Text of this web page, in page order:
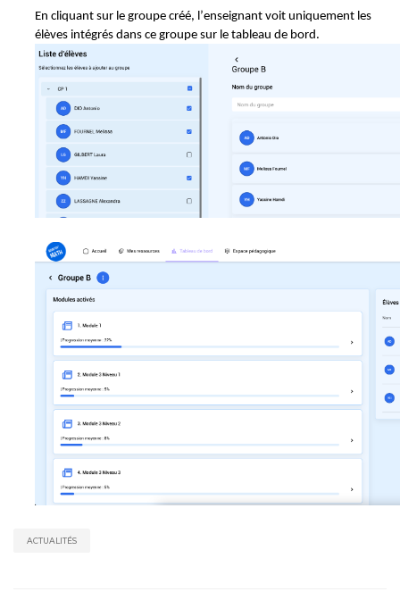
En cliquant sur le groupe créé, l’enseignant voit uniquement les
élèves intégrés dans ce groupe sur le tableau de bord.
ACTUALITÉS